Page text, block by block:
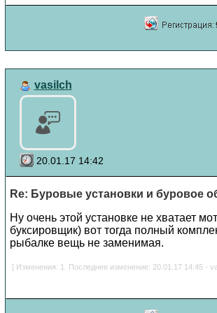
vasilch
20.01.17 14:42
Re: Буровые установки и буровое
Ну очень этой установке не хватает
буксировщик) вот тогда полный
рыбалке вещь не заменимая.
[ Изменения: 1. Последнее изменение: 20.01.17 14:45 -